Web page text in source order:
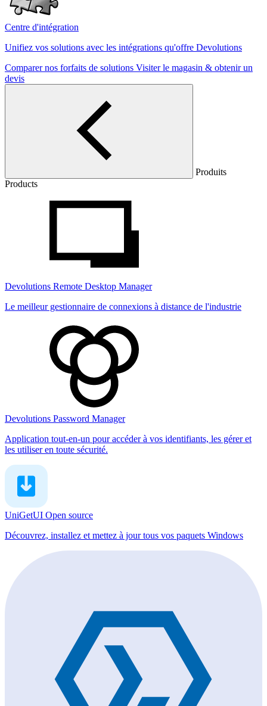
Centre d'intégration
Unifiez vos solutions avec les intégrations qu'offre Devolutions
Comparer nos forfaits de solutions Visiter le magasin & obtenir un
devis
Produits
Products
Devolutions Remote Desktop Manager
Le meilleur gestionnaire de connexions à distance de l'industrie
Devolutions Password Manager
Application tout-en-un pour accéder à vos identifiants, les gérer et
les utiliser en toute sécurité.
UniGetUI Open source
Découvrez, installez et mettez à jour tous vos paquets Windows